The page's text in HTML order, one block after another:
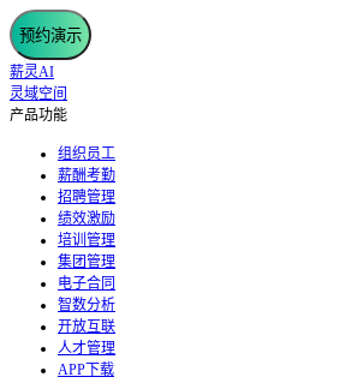
预约演示
薪灵AI
灵域空间
产品功能
组织员工
薪酬考勤
招聘管理
绩效激励
培训管理
集团管理
电子合同
智数分析
开放互联
人才管理
APP下载